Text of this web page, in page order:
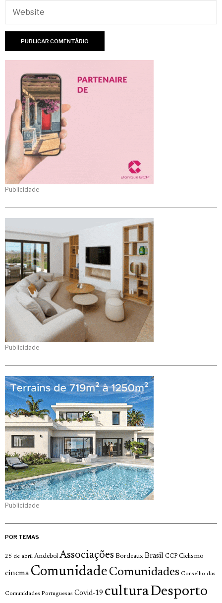
Publicidade
Publicidade
Publicidade
POR TEMAS
25 de abril Andebol Associações Bordeaux Brasil CCP Ciclismo
cinema Comunidade Comunidades Conselho das
Comunidades Portuguesas Covid-19 culturaDesporto